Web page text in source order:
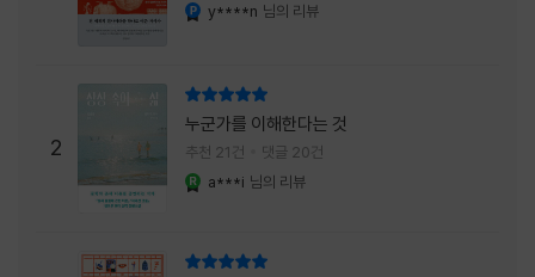
y****n 님의 리뷰
2
누군가를 이해한다는 것
추천 21건 댓글 20건
a***i 님의 리뷰